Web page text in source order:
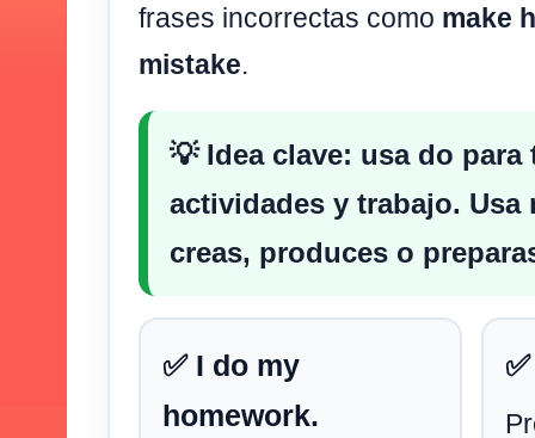
frases incorrectas como make
mistake.
💡 Idea clave: usa do para
actividades y trabajo. Usa
creas, produces o
✅ I do my
homework.